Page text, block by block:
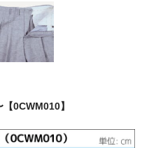
0CWM010】